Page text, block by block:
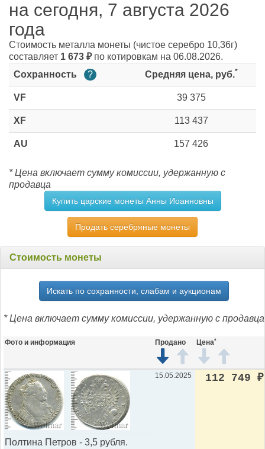
на сегодня, 7 августа 2026
года
Стоимость металла монеты (чистое серебро 10,36г)
составляет 1 673 ₽по котировкам на 06.08.2026.
Сохранность
? Средняя цена, руб.*
VF 39 375
XF 113 437
AU 157 426
* Цена включает сумму комиссии, удержанную с
продавца
Купить царские монеты Анны Иоанновны
Продать серебряные монеты
Стоимость монеты
Искать по сохранности, слабам и аукционам
* Цена включает сумму комиссии, удержанную с продавца
Фото и информация Продано Цена*
Полтина Петров - 3,5 рубля.
15.05.2025 112 749 ₽